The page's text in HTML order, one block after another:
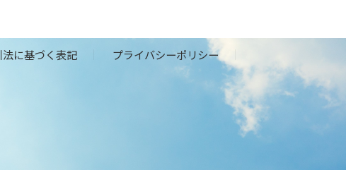
に基づく表記 プライバシーポリシー